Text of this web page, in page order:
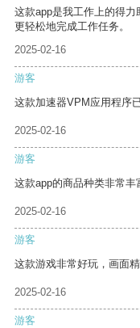
这款app是我工作上的得
更轻松地完成工作任务。
2025-02-16
游客
这款加速器VPM应用程序
2025-02-16
游客
这款app的商品种类非常丰
2025-02-16
游客
这款游戏非常好玩，画面精
2025-02-16
游客